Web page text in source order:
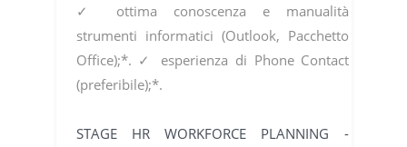
✓ ottima conoscenza e manualità
strumenti informatici (Outlook, Pacchetto
Office);*. ✓ esperienza di Phone Contact
(preferibile);*.
STAGE HR WORKFORCE PLANNING -